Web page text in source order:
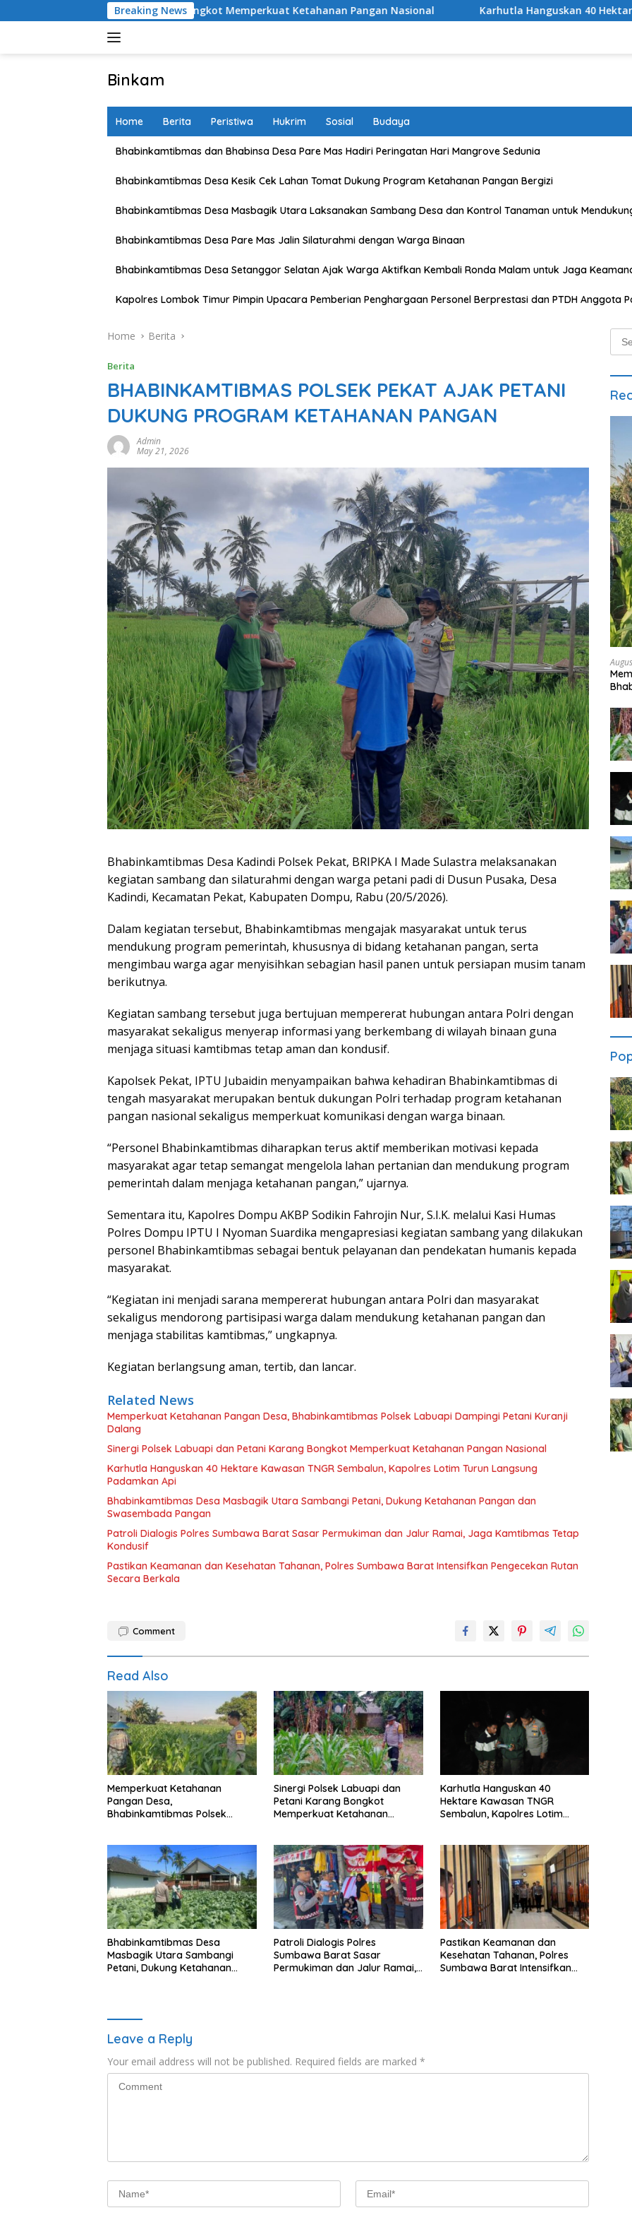
to
Breaking News
Petani Karang Bongkot Memperkuat Ketahanan Pangan Nasional Karhutla Hanguskan 40 Hektare Kawasan TNGR
Binkam
Home Berita Peristiwa Hukrim Sosial Budaya
Bhabinkamtibmas dan Bhabinsa Desa Pare Mas Hadiri Peringatan Hari Mangrove Sedunia
Bhabinkamtibmas Desa Kesik Cek Lahan Tomat Dukung Program Ketahanan Pangan Bergizi
Bhabinkamtibmas Desa Masbagik Utara Laksanakan Sambang Desa dan Kontrol Tanaman untuk
Bhabinkamtibmas Desa Pare Mas Jalin Silaturahmi dengan Warga Binaan
Bhabinkamtibmas Desa Setanggor Selatan Ajak Warga Aktifkan Kembali Ronda Malam untuk Jaga
Kapolres Lombok Timur Pimpin Upacara Pemberian Penghargaan Personel Berprestasi dan PTDH Anggota
Home Berita
Berita
BHABINKAMTIBMAS POLSEK PEKAT AJAK PETANI
DUKUNG PROGRAM KETAHANAN PANGAN
Admin
May 21, 2026
Bhabinkamtibmas Desa Kadindi Polsek Pekat, BRIPKA I Made Sulastra melaksanakan
kegiatan sambang dan silaturahmi dengan warga petani padi di Dusun Pusaka, Desa
Kadindi, Kecamatan Pekat, Kabupaten Dompu, Rabu (20/5/2026).
Dalam kegiatan tersebut, Bhabinkamtibmas mengajak masyarakat untuk terus
mendukung program pemerintah, khususnya di bidang ketahanan pangan, serta
mengimbau warga agar menyisihkan sebagian hasil panen untuk persiapan musim tanam
berikutnya.
Kegiatan sambang tersebut juga bertujuan mempererat hubungan antara Polri dengan
masyarakat sekaligus menyerap informasi yang berkembang di wilayah binaan guna
menjaga situasi kamtibmas tetap aman dan kondusif.
Kapolsek Pekat, IPTU Jubaidin menyampaikan bahwa kehadiran Bhabinkamtibmas di
tengah masyarakat merupakan bentuk dukungan Polri terhadap program ketahanan
pangan nasional sekaligus memperkuat komunikasi dengan warga binaan.
“Personel Bhabinkamtibmas diharapkan terus aktif memberikan motivasi kepada
masyarakat agar tetap semangat mengelola lahan pertanian dan mendukung program
pemerintah dalam menjaga ketahanan pangan,” ujarnya.
Sementara itu, Kapolres Dompu AKBP Sodikin Fahrojin Nur, S.I.K. melalui Kasi Humas
Polres Dompu IPTU I Nyoman Suardika mengapresiasi kegiatan sambang yang dilakukan
personel Bhabinkamtibmas sebagai bentuk pelayanan dan pendekatan humanis kepada
masyarakat.
“Kegiatan ini menjadi sarana mempererat hubungan antara Polri dan masyarakat
sekaligus mendorong partisipasi warga dalam mendukung ketahanan pangan dan
menjaga stabilitas kamtibmas,” ungkapnya.
Kegiatan berlangsung aman, tertib, dan lancar.
Related News
Memperkuat Ketahanan Pangan Desa, Bhabinkamtibmas Polsek Labuapi Dampingi Petani Kuranji
Dalang
Sinergi Polsek Labuapi dan Petani Karang Bongkot Memperkuat Ketahanan Pangan Nasional
Karhutla Hanguskan 40 Hektare Kawasan TNGR Sembalun, Kapolres Lotim Turun Langsung
Padamkan Api
Bhabinkamtibmas Desa Masbagik Utara Sambangi Petani, Dukung Ketahanan Pangan dan
Swasembada Pangan
Patroli Dialogis Polres Sumbawa Barat Sasar Permukiman dan Jalur Ramai, Jaga Kamtibmas Tetap
Kondusif
Pastikan Keamanan dan Kesehatan Tahanan, Polres Sumbawa Barat Intensifkan Pengecekan Rutan
Secara Berkala
Comment
Read Also
Memperkuat Ketahanan
Pangan Desa,
Bhabinkamtibmas Polsek
Sinergi Polsek Labuapi dan
Petani Karang Bongkot
Memperkuat Ketahanan
Karhutla Hanguskan 40
Hektare Kawasan TNGR
Sembalun, Kapolres Lotim
Bhabinkamtibmas Desa
Masbagik Utara Sambangi
Petani, Dukung Ketahanan
Patroli Dialogis Polres
Sumbawa Barat Sasar
Permukiman dan Jalur Ramai,
Pastikan Keamanan dan
Kesehatan Tahanan, Polres
Sumbawa Barat Intensifkan
Leave a Reply
Your email address will not be published. Required fields are marked *
for: